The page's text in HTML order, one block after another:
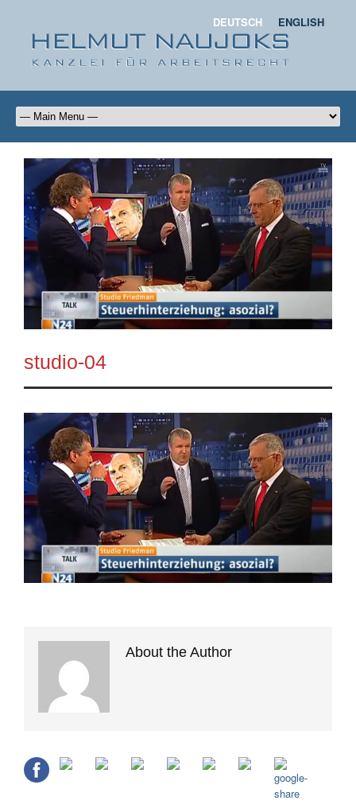
DEUTSCH ENGLISH
studio-04
About the Author